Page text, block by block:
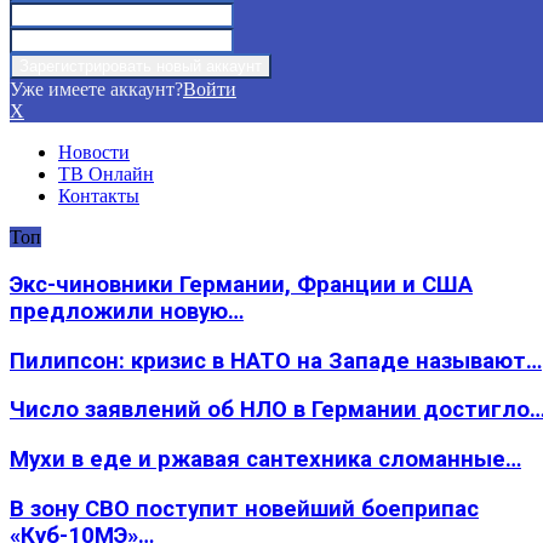
Уже имеете аккаунт?Войти
X
Новости
ТВ Онлайн
Контакты
Топ
Экс-чиновники Германии, Франции и США
предложили новую…
Пилипсон: кризис в НАТО на Западе называют…
Число заявлений об НЛО в Германии
Мухи в еде и ржавая сантехника сломанные…
В зону СВО поступит новейший боеприпас
«Куб-10МЭ»…